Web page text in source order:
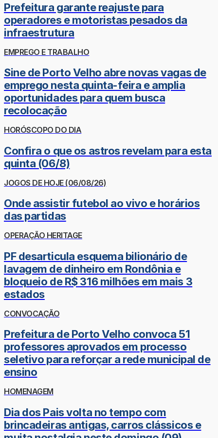
Prefeitura garante reajuste para
operadores e motoristas pesados da
infraestrutura
EMPREGO E TRABALHO
Sine de Porto Velho abre novas vagas de
emprego nesta quinta-feira e amplia
oportunidades para quem busca
recolocação
HORÓSCOPO DO DIA
Confira o que os astros revelam para esta
quinta (06/8)
JOGOS DE HOJE (06/08/26)
Onde assistir futebol ao vivo e horários
das partidas
OPERAÇÃO HERITAGE
PF desarticula esquema bilionário de
lavagem de dinheiro em Rondônia e
bloqueio de R$ 316 milhões em mais 3
estados
CONVOCAÇÃO
Prefeitura de Porto Velho convoca 51
professores aprovados em processo
seletivo para reforçar a rede municipal de
ensino
HOMENAGEM
Dia dos Pais volta no tempo com
brincadeiras antigas, carros clássicos e